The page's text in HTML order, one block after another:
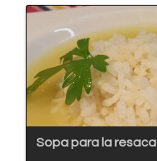
Sopa para la resaca